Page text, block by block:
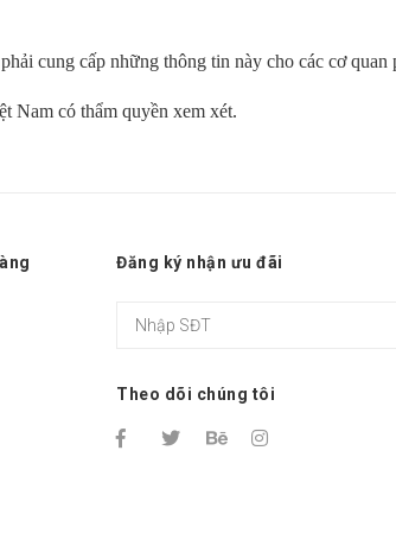
cung cấp những thông tin này cho các cơ quan
Nam có thẩm quyền xem xét.
Đăng ký nhận ưu đãi
Theo dõi chúng tôi